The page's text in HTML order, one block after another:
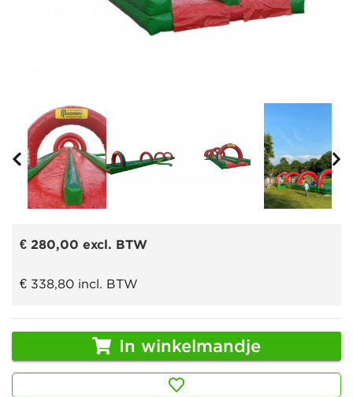
€ 280,00 excl. BTW
€ 338,80 incl. BTW
In winkelmandje